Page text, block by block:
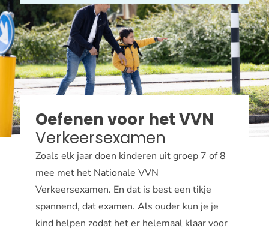
Oefenen voor het VVN
Verkeersexamen
Zoals elk jaar doen kinderen uit groep 7 of 8
mee met het Nationale VVN
Verkeersexamen. En dat is best een tikje
spannend, dat examen. Als ouder kun je je
kind helpen zodat het er helemaal klaar voor